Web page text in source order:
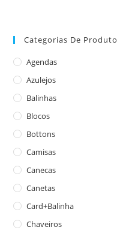
Categorias De Produto
Agendas
Azulejos
Balinhas
Blocos
Bottons
Camisas
Canecas
Canetas
Card+Balinha
Chaveiros